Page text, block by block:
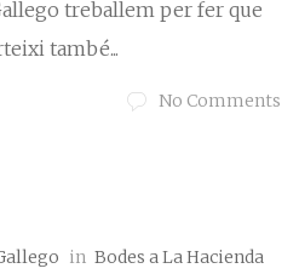
treballem per fer que
també...
No Comments
in Bodes a La Hacienda